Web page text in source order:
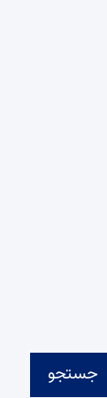
جستجو